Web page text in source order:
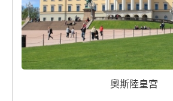
奧斯陸皇宮